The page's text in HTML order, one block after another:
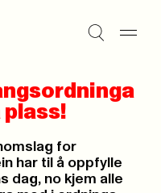
plass!
for
har til å oppfylle
dag, no kjem alle